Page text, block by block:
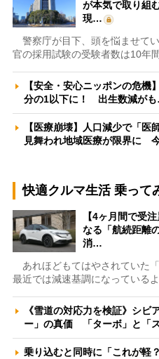
が本気で取り組
現…
警察庁が目下、頭を悩ませて
官の採用試験の受験者数は10年
【安全・安心ニッポンの危
分の1以下に！ 出生数減が
【医療崩壊】人口減少で「医
見舞われ地域医療が限界に
快適クルマ生活 乗って
【4ヶ月間で受
なる「航続距離
消…
あれほどもてはやされていた
最近では減速基調になっている
《雪道の対応力を検証》シビ
ー」の真価 「ターボ」と「
乗り込むと同時に「これが軽